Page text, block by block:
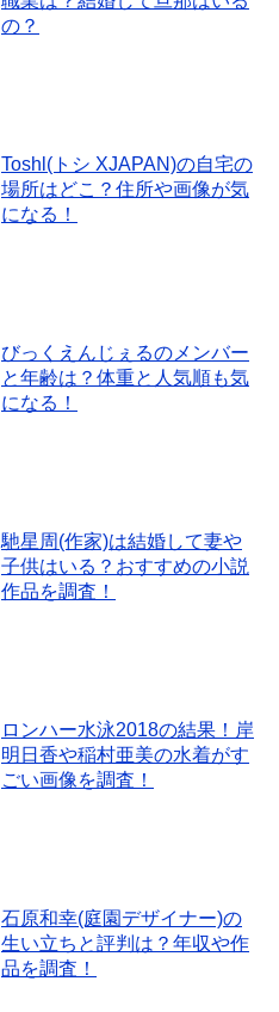
の？
Toshl(トシ XJAPAN)の自宅の
場所はどこ？住所や画像が気
になる！
びっくえんじぇるのメンバー
と年齢は？体重と人気順も気
になる！
馳星周(作家)は結婚して妻や
子供はいる？おすすめの小説
作品を調査！
ロンハー水泳2018の結果！岸
明日香や稲村亜美の水着がす
ごい画像を調査！
石原和幸(庭園デザイナー)の
生い立ちと評判は？年収や作
品を調査！